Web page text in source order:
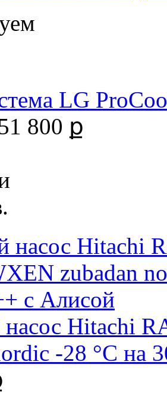
LG
800 ք
насос Hitachi
-28 °С на